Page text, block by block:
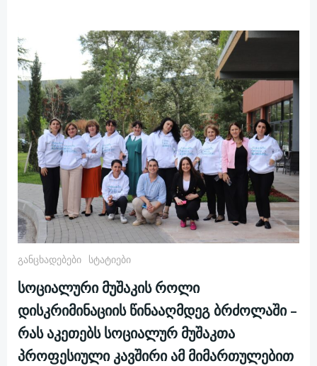
Განცხადებები Სტატიები
სოციალური მუშაკის როლი
დისკრიმინაციის წინააღმდეგ ბრძოლაში –
რას აკეთებს სოციალურ მუშაკთა
პროფესიული კავშირი ამ მიმართულებით